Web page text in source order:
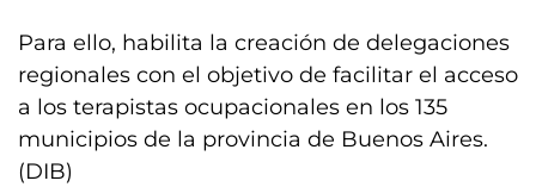
Para ello, habilita la creación de delegaciones
regionales con el objetivo de facilitar el acceso
a los terapistas ocupacionales en los 135
municipios de la provincia de Buenos Aires.
(DIB)